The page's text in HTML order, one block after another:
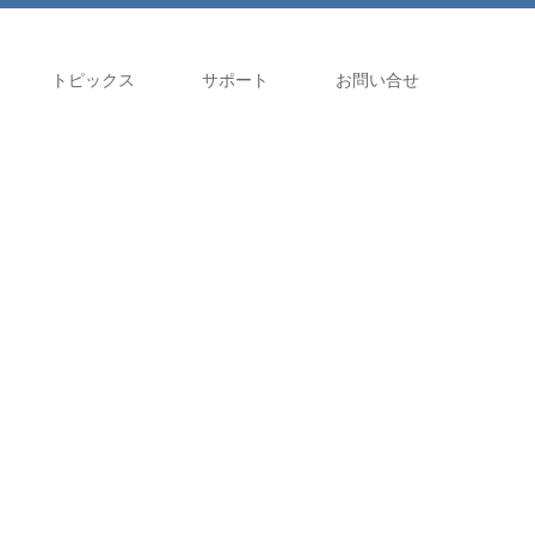
トピックス サポート お問い合せ